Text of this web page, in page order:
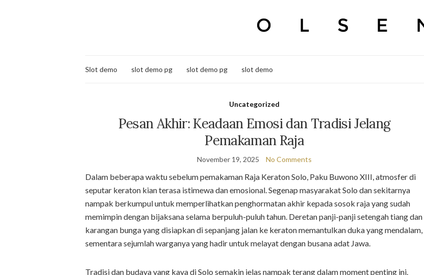
Slot demo slot demo pg slot demo pg slot demo
Uncategorized
Pesan Akhir: Keadaan Emosi dan Tradisi Jelang
Pemakaman Raja
November 19, 2025 No Comments
Dalam beberapa waktu sebelum pemakaman Raja Keraton Solo, Paku Buwono XIII, atmosfer di
seputar keraton kian terasa istimewa dan emosional. Segenap masyarakat Solo dan sekitarnya
nampak berkumpul untuk memperlihatkan penghormatan akhir kepada sosok raja yang sudah
memimpin dengan bijaksana selama berpuluh-puluh tahun. Deretan panji-panji setengah tiang dan
karangan bunga yang disiapkan di sepanjang jalan ke keraton memantulkan duka yang mendalam,
sementara sejumlah warganya yang hadir untuk melayat dengan busana adat Jawa.
Tradisi dan budaya yang kaya di Solo semakin jelas nampak terang dalam moment penting ini.